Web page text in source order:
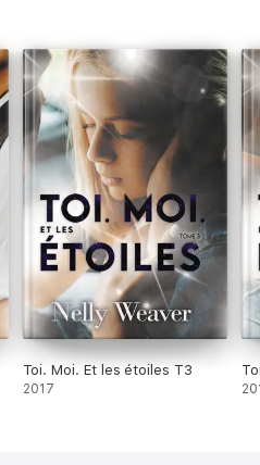
Toi. Moi. Et les étoiles T3
2017